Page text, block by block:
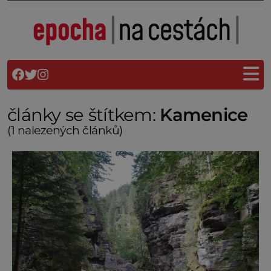
články se štítkem: Kamenice
(1 nalezených článků)